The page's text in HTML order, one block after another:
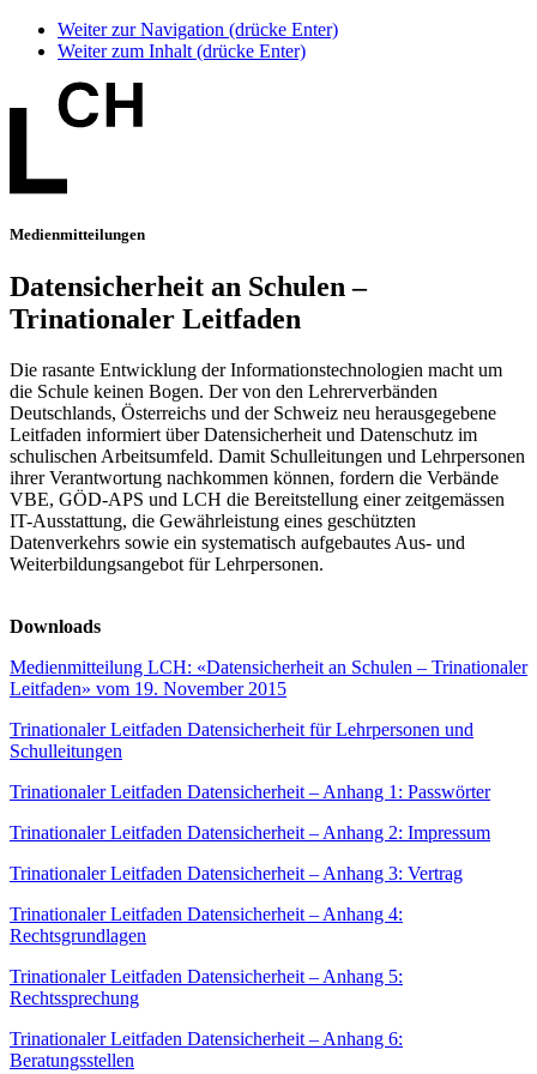
Weiter zur Navigation (drücke Enter)
Weiter zum Inhalt (drücke Enter)
Medienmitteilungen
Datensicherheit an Schulen –
Trinationaler Leitfaden
Die rasante Entwicklung der Informationstechnologien macht um
die Schule keinen Bogen. Der von den Lehrerverbänden
Deutschlands, Österreichs und der Schweiz neu herausgegebene
Leitfaden informiert über Datensicherheit und Datenschutz im
schulischen Arbeitsumfeld. Damit Schulleitungen und Lehrpersonen
ihrer Verantwortung nachkommen können, fordern die Verbände
VBE, GÖD-APS und LCH die Bereitstellung einer zeitgemässen
IT-Ausstattung, die Gewährleistung eines geschützten
Datenverkehrs sowie ein systematisch aufgebautes Aus- und
Weiterbildungsangebot für Lehrpersonen.
Downloads
Medienmitteilung LCH: «Datensicherheit an Schulen – Trinationaler
Leitfaden» vom 19. November 2015
Trinationaler Leitfaden Datensicherheit für Lehrpersonen und
Schulleitungen
Trinationaler Leitfaden Datensicherheit – Anhang 1: Passwörter
Trinationaler Leitfaden Datensicherheit – Anhang 2: Impressum
Trinationaler Leitfaden Datensicherheit – Anhang 3: Vertrag
Trinationaler Leitfaden Datensicherheit – Anhang 4:
Rechtsgrundlagen
Trinationaler Leitfaden Datensicherheit – Anhang 5:
Rechtssprechung
Trinationaler Leitfaden Datensicherheit – Anhang 6:
Beratungsstellen